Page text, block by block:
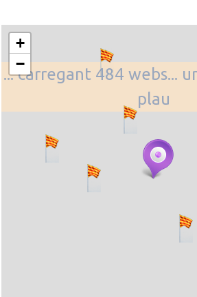
... carregant 484 webs...
plau
+
−